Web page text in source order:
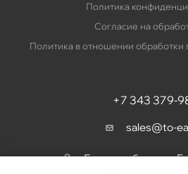
Политика
Согласие на
Политика в отношении обработки
+7 343 379-
sales@to-
Екатеринбург, ул.